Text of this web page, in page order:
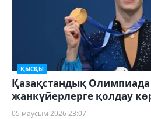
ҚЫСҚЫ
Қазақстандық
жанкүйерлерге қолдау
05 маусым 2026 23:07